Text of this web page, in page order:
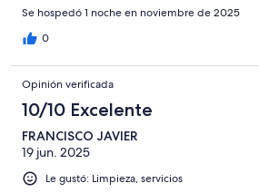
Se hospedó 1 noche en noviembre de 2025
0
Opinión verificada
10/10 Excelente
FRANCISCO JAVIER
19 jun. 2025
Le gustó: Limpieza, servicios